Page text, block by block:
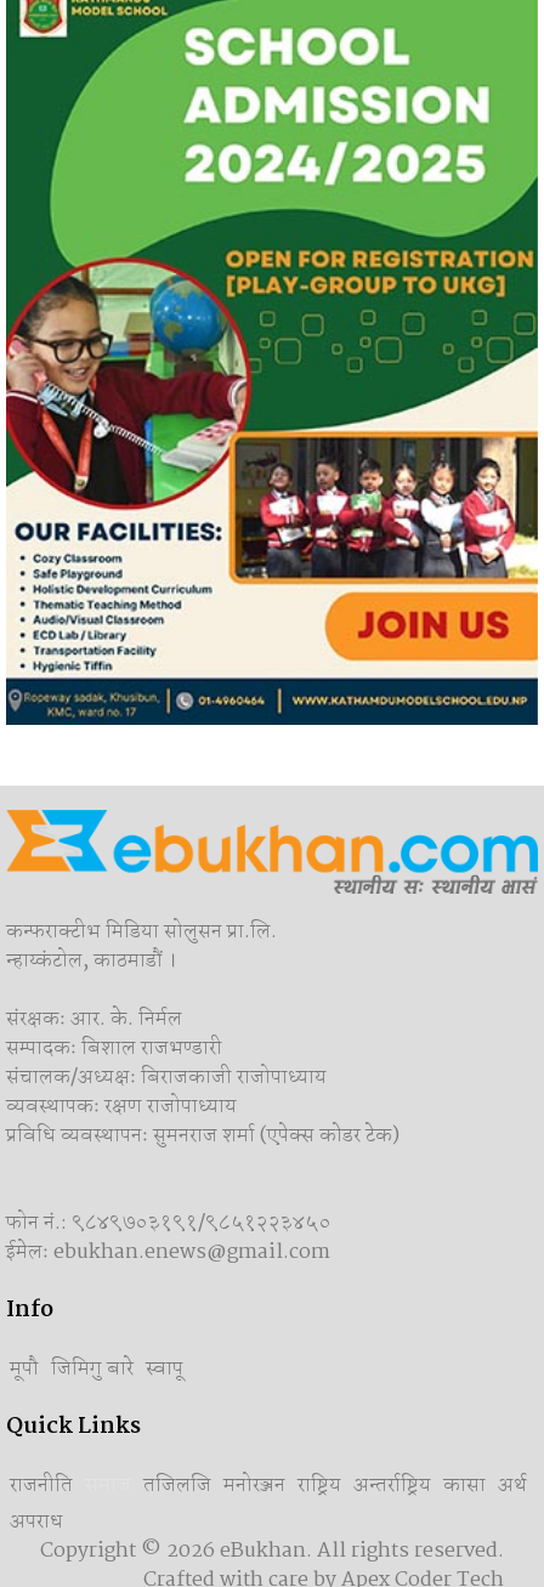
कन्फराक्टीभ मिडिया सोलुसन प्रा.लि.
न्हाय्कंटोल, काठमाडौं ।
संरक्षकः आर. के. निर्मल
सम्पादकः बिशाल राजभण्डारी
संचालक/अध्यक्षः बिराजकाजी राजोपाध्याय
व्यवस्थापकः रक्षण राजोपाध्याय
प्रविधि व्यवस्थापनः सुमनराज शर्मा (एपेक्स काेडर टेक)
फोन नं.: ९८४९७०३१९१/९८५१२२३४५०
ईमेलः ebukhan.enews@gmail.com
Info
मूपौ जिमिगु बारे स्वापू
Quick Links
राजनीति तजिलजि मनोरञ्जन राष्ट्रिय अन्तर्राष्ट्रिय कासा अर्थ
अपराध
Copyright © 2026 eBukhan. All rights reserved.